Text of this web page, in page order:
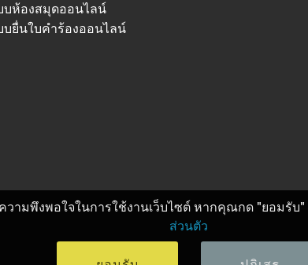
บห้องสมุดออนไลน์
บยื่นใบคำร้องออนไลน์
วามพึงพอใจในการใช้งานเว็บไซต์ หากคุณกด "ยอมรั
ส่วนตัว